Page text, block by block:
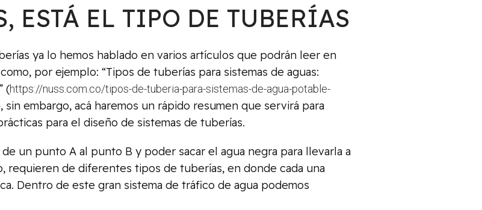
ESTÁ EL TIPO DE TUBERÍAS
ya lo hemos hablado en varios artículos que podrán leer en
por ejemplo: “Tipos de tuberías para sistemas de aguas:
(https://nuss.com.co/tipos-de-tuberia-para-sistemas-de-agua-potable-
sin embargo, acá haremos un rápido resumen que servirá para
para el diseño de sistemas de tuberías.
un punto A al punto B y poder sacar el agua negra para llevarla a
requieren de diferentes tipos de tuberías, en donde cada una
Dentro de este gran sistema de tráfico de agua podemos